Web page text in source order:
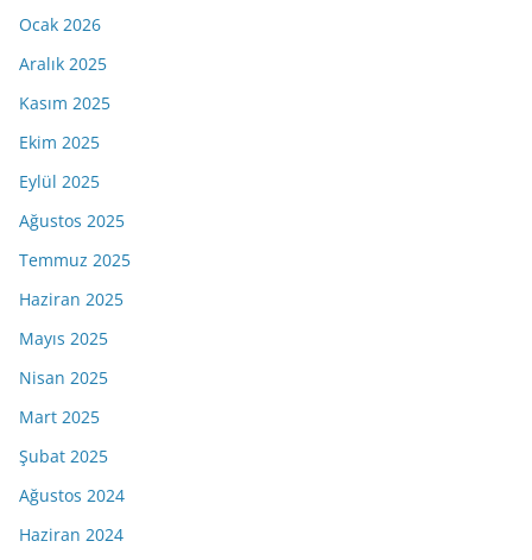
Ocak 2026
Aralık 2025
Kasım 2025
Ekim 2025
Eylül 2025
Ağustos 2025
Temmuz 2025
Haziran 2025
Mayıs 2025
Nisan 2025
Mart 2025
Şubat 2025
Ağustos 2024
Haziran 2024